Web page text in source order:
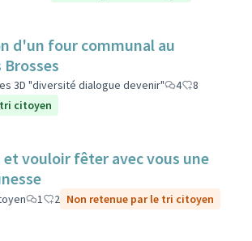
d'un four communal au
3D "diversité dialogue devenir" 4
8
citoyen
et vouloir fêter avec vous une
1 2 Non retenue par le tri citoyen